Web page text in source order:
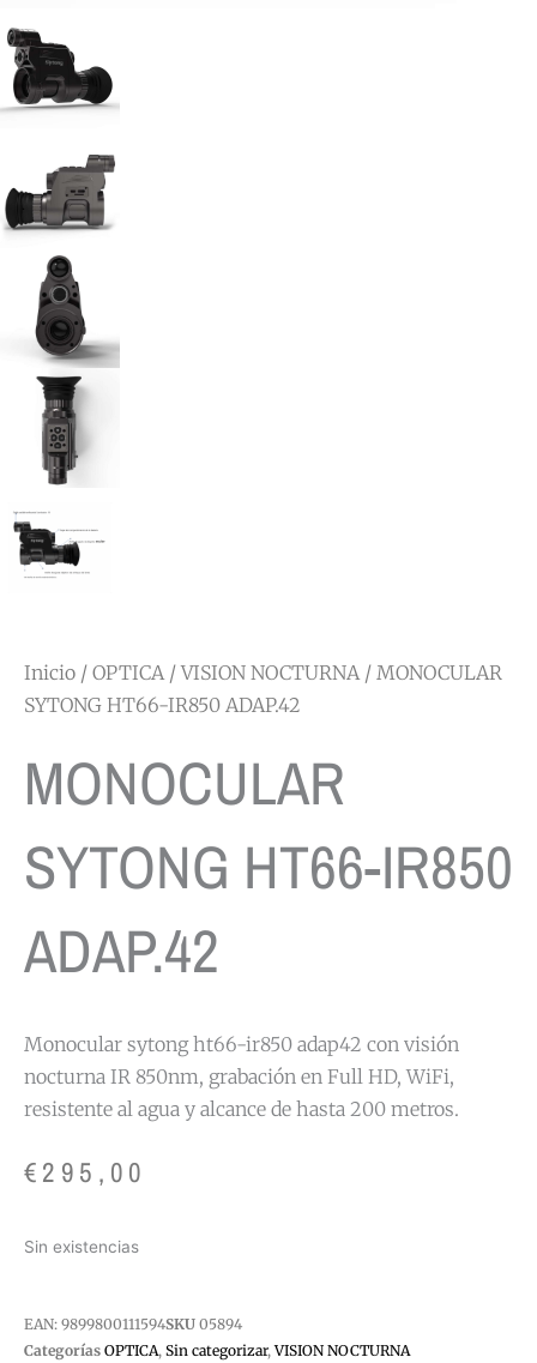
Inicio / OPTICA /VISION NOCTURNA / MONOCULAR
SYTONG HT66-IR850 ADAP.42
MONOCULAR
SYTONG HT66-IR850
ADAP.42
Monocular sytong ht66-ir850 adap42 con visión
nocturna IR 850nm, grabación en Full HD, WiFi,
resistente al agua y alcance de hasta 200 metros.
€295,00
Sin existencias
EAN: 9899800111594SKU 05894
Categorías OPTICA, Sin categorizar,VISION NOCTURNA